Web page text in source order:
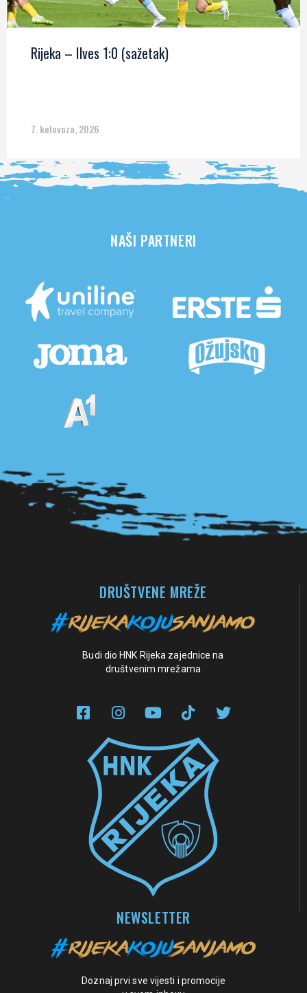
Rijeka – Ilves 1:0 (sažetak)
7. kolovoza, 2026
NAŠI PARTNERI
DRUŠTVENE MREŽE
Budi dio HNK Rijeka zajednice na
društvenim mrežama
NEWSLETTER
Doznaj prvi sve vijesti i promocije